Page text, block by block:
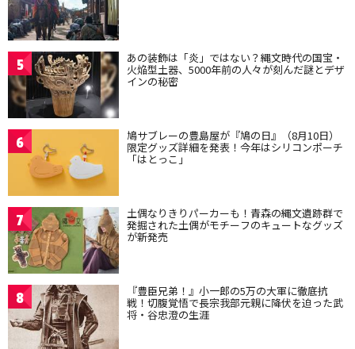
5 あの装飾は「炎」ではない？縄文時代の国宝・
火焔型土器、5000年前の人々が刻んだ謎とデザ
インの秘密
6 鳩サブレーの豊島屋が『鳩の日』（8月10日）
限定グッズ詳細を発表！今年はシリコンポーチ
「はとっこ」
7 土偶なりきりパーカーも！青森の縄文遺跡群で
発掘された土偶がモチーフのキュートなグッズ
が新発売
8 『豊臣兄弟！』小一郎の5万の大軍に徹底抗
戦！切腹覚悟で長宗我部元親に降伏を迫った武
将・谷忠澄の生涯